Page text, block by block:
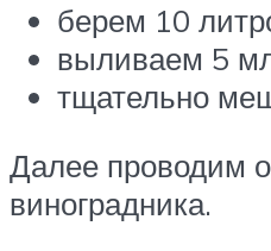
берем 10
выливаем 5
тщательно
Далее проводим
виноградника.